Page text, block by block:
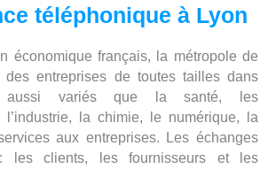
téléphonique à Lyon
économique français, la métropole de
des entreprises de toutes tailles dans
aussi variés que la santé, les
l’industrie, la chimie, le numérique, la
aux entreprises. Les échanges
les clients, les fournisseurs et les